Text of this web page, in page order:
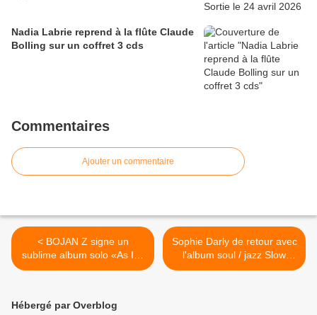
Nadia Labrie reprend à la flûte Claude
Bolling sur un coffret 3 cds
Commentaires
Ajouter un commentaire
< BOJAN Z signe un
sublime album solo «As Is»
- Jazz Actuel
Sophie Darly de retour avec
l'album soul / jazz Slow
Down Fast >
Hébergé par Overblog